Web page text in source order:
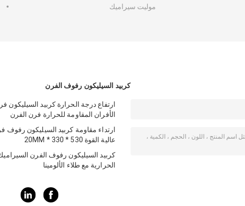
موليت سيراميك
كربيد السيليكون رفوف الفرن
ارتفاع درجة الحرارة كربيد السيليكون
الأفران المقاومة للحرارة فرن الفرن
ارتداء مقاومة كربيد السيليكون رفوف
عالية القوة 530 * 330 * 20MM
كربيد السيليكون رفوف الفرن
الحرارية مع طلاء الألومينا